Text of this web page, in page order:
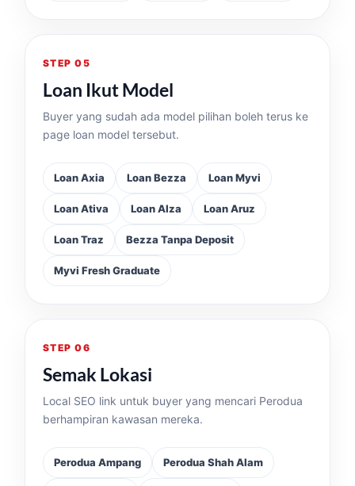
STEP 05
Loan Ikut Model
Buyer yang sudah ada model pilihan boleh terus ke
page loan model tersebut.
Loan Axia Loan Bezza Loan Myvi
Loan Ativa Loan Alza Loan Aruz
Loan Traz Bezza Tanpa Deposit
Myvi Fresh Graduate
STEP 06
Semak Lokasi
Local SEO link untuk buyer yang mencari Perodua
berhampiran kawasan mereka.
Perodua Ampang Perodua Shah Alam